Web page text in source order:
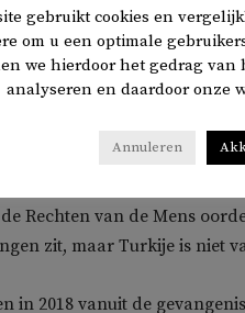
op een kritiek
van president Recep
Demirtas opgehangen
niet eens mijn jas
zit al zeven jaar vast, op
Rechten van de Mens
zit, maar Turkije is niet
in 2018 vanuit de
gebruikt cookies en
om u een optimale
we hierdoor het gedrag van
analyseren en daardoor onze
Annuleren